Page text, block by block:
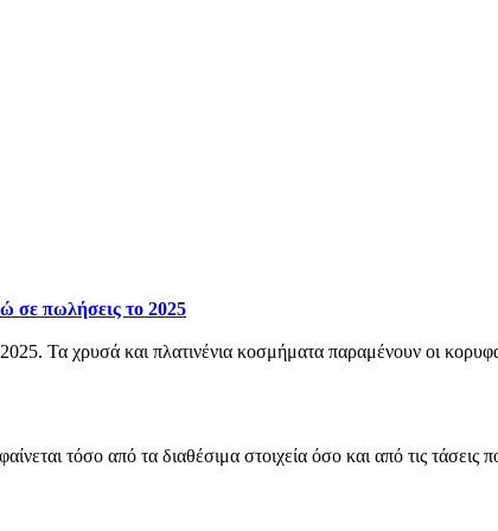
σε πωλήσεις το 2025
Τα χρυσά και πλατινένια κοσμήματα παραμένουν οι
τόσο από τα διαθέσιμα στοιχεία όσο και από τις τάσεις